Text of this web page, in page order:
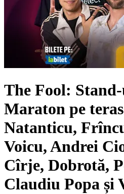
The Fool:
Maraton pe
Natanticu,
Voicu, Andrei
Cîrje, Dobrotă,
Claudiu Popa și